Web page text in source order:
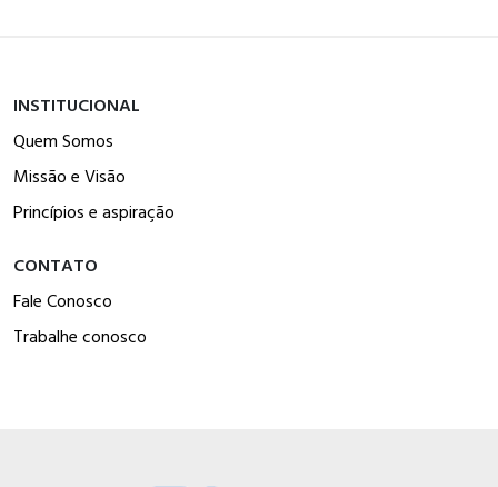
INSTITUCIONAL
Quem Somos
Missão e Visão
Princípios e aspiração
CONTATO
Fale Conosco
Trabalhe conosco